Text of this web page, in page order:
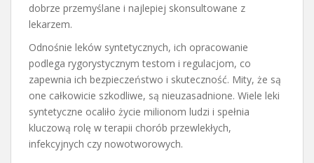
dobrze przemyślane i najlepiej skonsultowane z
lekarzem.
Odnośnie leków syntetycznych, ich opracowanie
podlega rygorystycznym testom i regulacjom, co
zapewnia ich bezpieczeństwo i skuteczność. Mity, że są
one całkowicie szkodliwe, są nieuzasadnione. Wiele leki
syntetyczne ocaliło życie milionom ludzi i spełnia
kluczową rolę w terapii chorób przewlekłych,
infekcyjnych czy nowotworowych.